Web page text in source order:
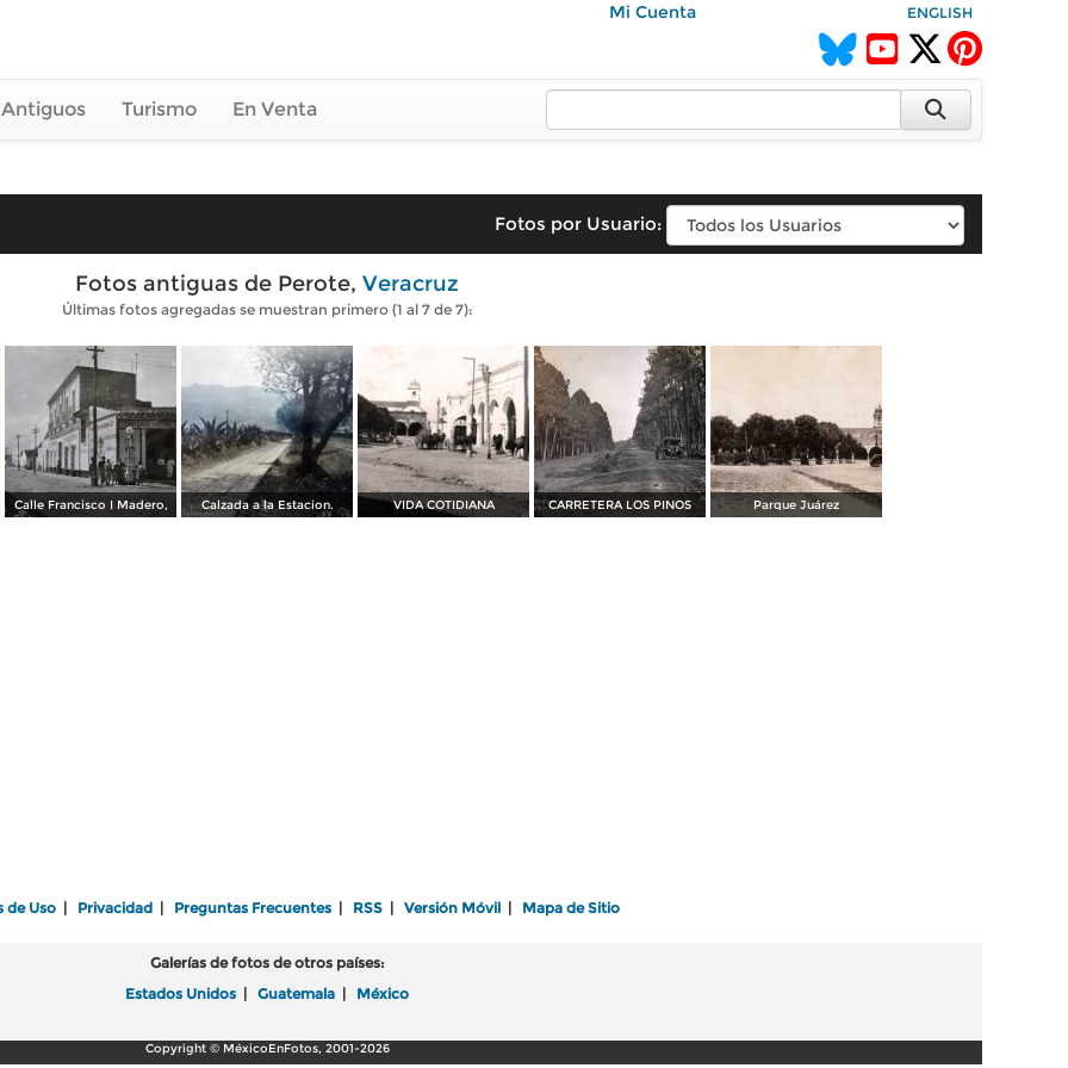
Mi Cuenta ENGLISH
Turismo En Venta
Fotos por Usuario:
Fotos antiguas de Perote, Veracruz
Últimas fotos agregadas se muestran primero (1 al 7 de 7):
Calle Francisco I Madero, Calzada a la Estacion. VIDA COTIDIANA CARRETERA LOS PINOS Parque Juárez
de Uso Privacidad Preguntas Frecuentes RSS Versión Móvil Mapa de Sitio
Galerías de fotos de otros países:
Estados Unidos
Guatemala México
Copyright © MéxicoEnFotos, 2001-2026